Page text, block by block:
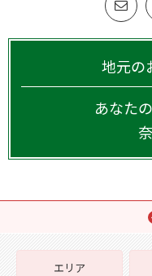
地元の
あなた
エリア